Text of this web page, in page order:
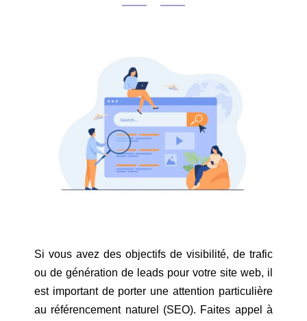
Si vous avez des objectifs de visibilité, de trafic
ou de génération de leads pour votre site web, il
est important de porter une attention particulière
au référencement naturel (SEO). Faites appel à